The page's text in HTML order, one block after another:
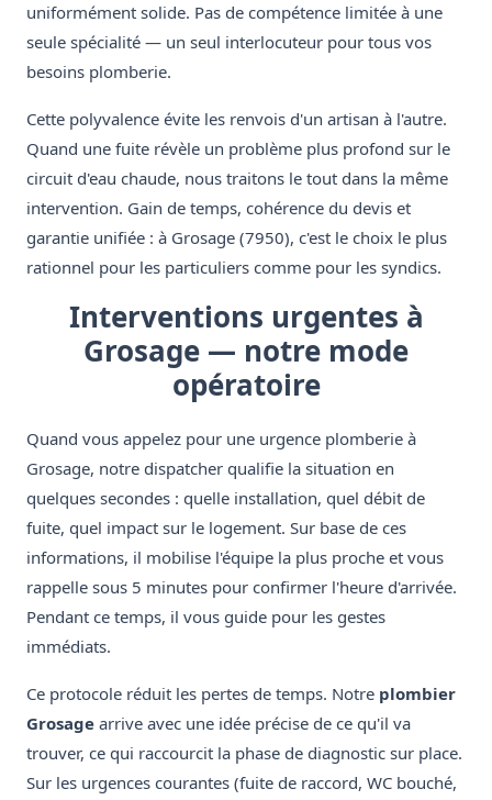
uniformément solide. Pas de compétence limitée à une
seule spécialité — un seul interlocuteur pour tous vos
besoins plomberie.
Cette polyvalence évite les renvois d'un artisan à l'autre.
Quand une fuite révèle un problème plus profond sur le
circuit d'eau chaude, nous traitons le tout dans la même
intervention. Gain de temps, cohérence du devis et
garantie unifiée : à Grosage (7950), c'est le choix le plus
rationnel pour les particuliers comme pour les syndics.
Interventions urgentes à
Grosage — notre mode
opératoire
Quand vous appelez pour une urgence plomberie à
Grosage, notre dispatcher qualifie la situation en
quelques secondes : quelle installation, quel débit de
fuite, quel impact sur le logement. Sur base de ces
informations, il mobilise l'équipe la plus proche et vous
rappelle sous 5 minutes pour confirmer l'heure d'arrivée.
Pendant ce temps, il vous guide pour les gestes
immédiats.
Ce protocole réduit les pertes de temps. Notre plombier
Grosage arrive avec une idée précise de ce qu'il va
trouver, ce qui raccourcit la phase de diagnostic sur place.
Sur les urgences courantes (fuite de raccord, WC bouché,